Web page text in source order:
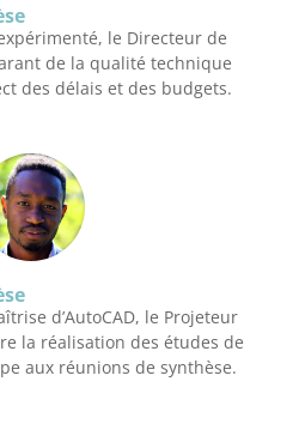
le Directeur de
de la qualité technique
des délais et des budgets.
d’AutoCAD, le Projeteur
la réalisation des études de
aux réunions de synthèse.